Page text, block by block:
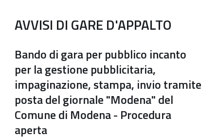
AVVISI DI GARE D'APPALTO
Bando di gara per pubblico incanto
per la gestione pubblicitaria,
impaginazione, stampa, invio tramite
posta del giornale "Modena" del
Comune di Modena - Procedura
aperta